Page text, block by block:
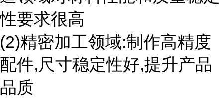
性要求很高
(2)精密加工领域:制作高精度
配件,尺寸稳定性好,提升产品
品质